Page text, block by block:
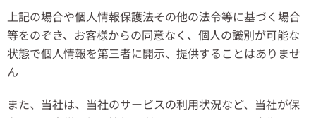
上記の場合や個人情報保護法その他の法令等に基づく場合
等をのぞき、お客様からの同意なく、個人の識別が可能な
状態で個人情報を第三者に開示、提供することはありませ
ん
また、当社は、当社のサービスの利用状況など、当社が保